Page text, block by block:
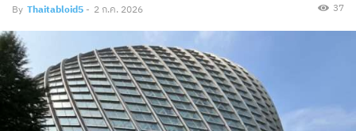
By Thaitabloid5 - 2 ก.ค. 2026 37